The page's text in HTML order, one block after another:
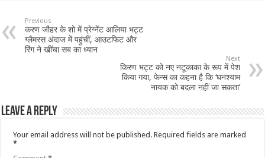
Previous
करण जौहर के शो में प्रेग्नेंट आलिया भट्ट
ग्लैमरस अंदाज में पहुंचीं, आउटफिट और
रिंग ने खींचा सब का ध्यान
Next
किरण भट्ट को नए नटूकाका के रूप में पेश
किया गया, फेन्स का कहना है कि ‘घनश्याम
नायक को बदला नहीं जा सकता’
Leave a Reply
Your email address will not be published. Required fields are marked
*